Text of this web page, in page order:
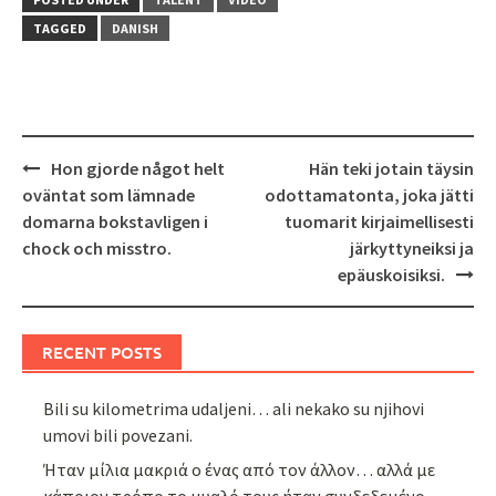
TAGGED
DANISH
Post
navigation
Hon gjorde något helt
oväntat som lämnade
domarna bokstavligen i
chock och misstro.
Hän teki jotain täysin
odottamatonta, joka jätti
tuomarit kirjaimellisesti
järkyttyneiksi ja
epäuskoisiksi.
RECENT POSTS
Bili su kilometrima udaljeni… ali nekako su njihovi
umovi bili povezani.
Ήταν μίλια μακριά ο ένας από τον άλλον… αλλά με